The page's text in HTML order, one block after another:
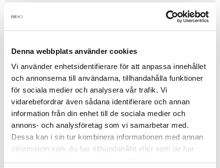
Denna webbplats använder cookies
Vi använder enhetsidentifierare för att anpassa innehållet
och annonserna till användarna, tillhandahålla funktioner
för sociala medier och analysera vår trafik. Vi
vidarebefordrar även sådana identifierare och annan
information från din enhet till de sociala medier och
annons- och analysföretag som vi samarbetar med.
Dessa kan i sin tur kombinera informationen med annan
information som du har tillhandahållit eller som de har
Produktdetaljer
Recensioner
Finns i:
Hår Balsam Färgat
Liknande produkter